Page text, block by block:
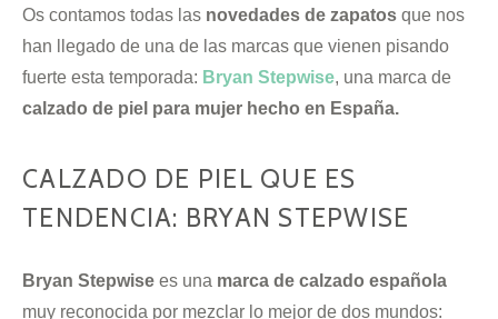
Os contamos todas las novedades de zapatos que nos
han llegado de una de las marcas que vienen pisando
fuerte esta temporada: Bryan Stepwise, una marca de
calzado de piel para mujer hecho en España.
CALZADO DE PIEL QUE ES
TENDENCIA: BRYAN STEPWISE
Bryan Stepwise es una marca de calzado española
muy reconocida por mezclar lo mejor de dos mundos: